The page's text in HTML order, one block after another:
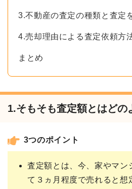
3.不動産の査定の種類と査定
4.売却理由による査定依頼方
まとめ
1.そもそも査定額とはどの
3つのポイント
査定額とは、今、家やマン
て３ヵ月程度で売れると想